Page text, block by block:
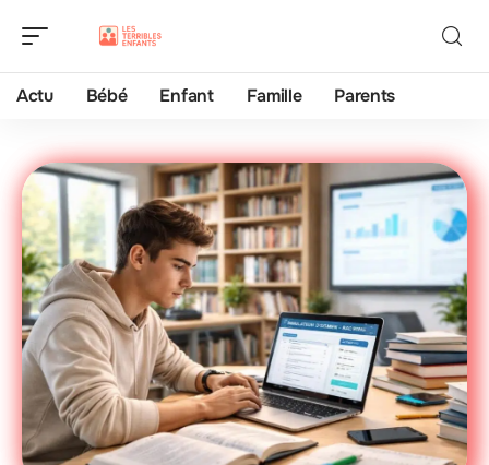
Actu Bébé Enfant Famille Parents